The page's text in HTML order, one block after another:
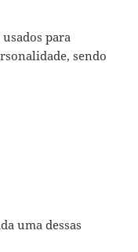
para
sendo
uma dessas